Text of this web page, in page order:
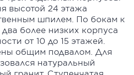
высотой 24 этажа
шпилем. По бокам к
более низких корпуса
от 10 до 15 этажей.
общим подвалом. Для
натуральный